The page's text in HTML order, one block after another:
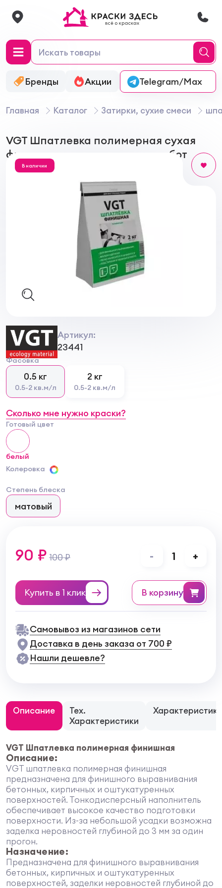
Бренды Акции Онлайн-колеровка
Telegram/Max
Главная Каталог Затирки, сухие смеси
VGT Шпатлевка полимерная сухая
финишная для внутренних работ
В наличии
Артикул:
23441
Фасовка
0.5 кг
0.5-2 кв.м/л
2 кг
0.5-2 кв.м/л
Сколько мне нужно краски?
Готовый цвет
белый
Колеровка
Степень блеска
матовый
90 ₽ 100 ₽ - 1 +
Купить в 1 клик в корзину
Самовывоз из магазинов сети
Доставка в день заказа от 700 ₽
Нашли дешевле?
Описание
Тех.
Характеристики
Характеристики
VGT Шпатлевка полимерная финишная
Описание:
VGT шпатлевка полимерная финишная
предназначена для финишного выравнивания
бетонных, кирпичных и оштукатуренных
поверхностей. Тонкодисперсный наполнитель
обеспечивает высокое качество подготовки
поверхности. Из-за небольшой усадки возможна
заделка неровностей глубиной до 3 мм за один
прогон.
Назначение:
Предназначена для финишного выравнивания
бетонных, кирпичных и оштукатуренных
поверхностей, заделки неровностей глубиной до